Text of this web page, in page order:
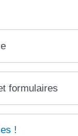
formulaires
!